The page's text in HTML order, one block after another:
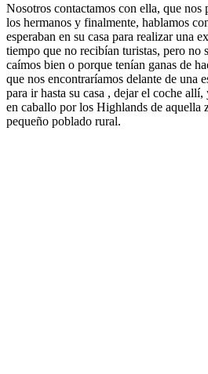
Nosotros contactamos con ella, que nos
los hermanos y finalmente, hablamos
esperaban en su casa para realizar una
tiempo que no recibían turistas, pero no
caímos bien o porque tenían ganas de
que nos encontraríamos delante de una
para ir hasta su casa , dejar el coche
en caballo por los Highlands de aquella
pequeño poblado rural.